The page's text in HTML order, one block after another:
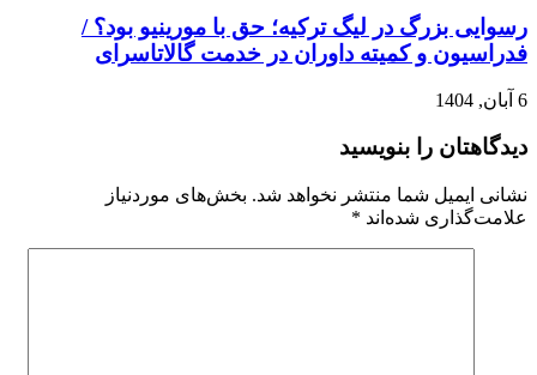
رسوایی بزرگ در لیگ ترکیه؛ حق با مورینیو بود؟ /
فدراسیون و کمیته داوران در خدمت گالاتاسرای
6 آبان, 1404
دیدگاهتان را بنویسید
نشانی ایمیل شما منتشر نخواهد شد. بخش‌های موردنیاز
علامت‌گذاری شده‌اند *